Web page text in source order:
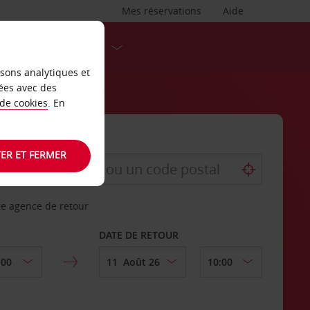
Aide
Mes réservations
agence de retour
DATE DE RETOUR
analytiques et
avec des
cookies. En
ET FERMER